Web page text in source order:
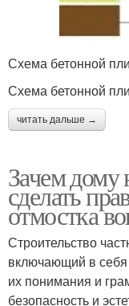
Схема бетонной
Схема бетонной
читать дальше →
Зачем дому
сделать
отмостка
Строительство
включающий в
их понимания и
безопасность и